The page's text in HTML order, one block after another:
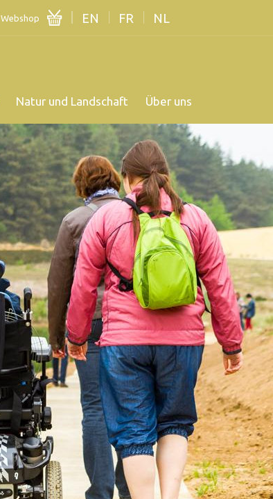
Webshop EN FR NL
Natur und Landschaft Über uns